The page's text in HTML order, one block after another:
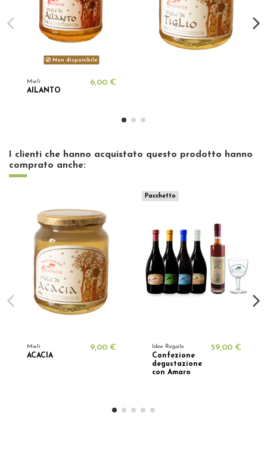
Non disponibile
Mieli
AILANTO
6,00 €
I clienti che hanno acquistato questo prodotto hanno
comprato anche:
Mieli
ACACIA
9,00 €
Pacchetto
Idee Regalo
Confezione
degustazione
con Amaro
59,00 €